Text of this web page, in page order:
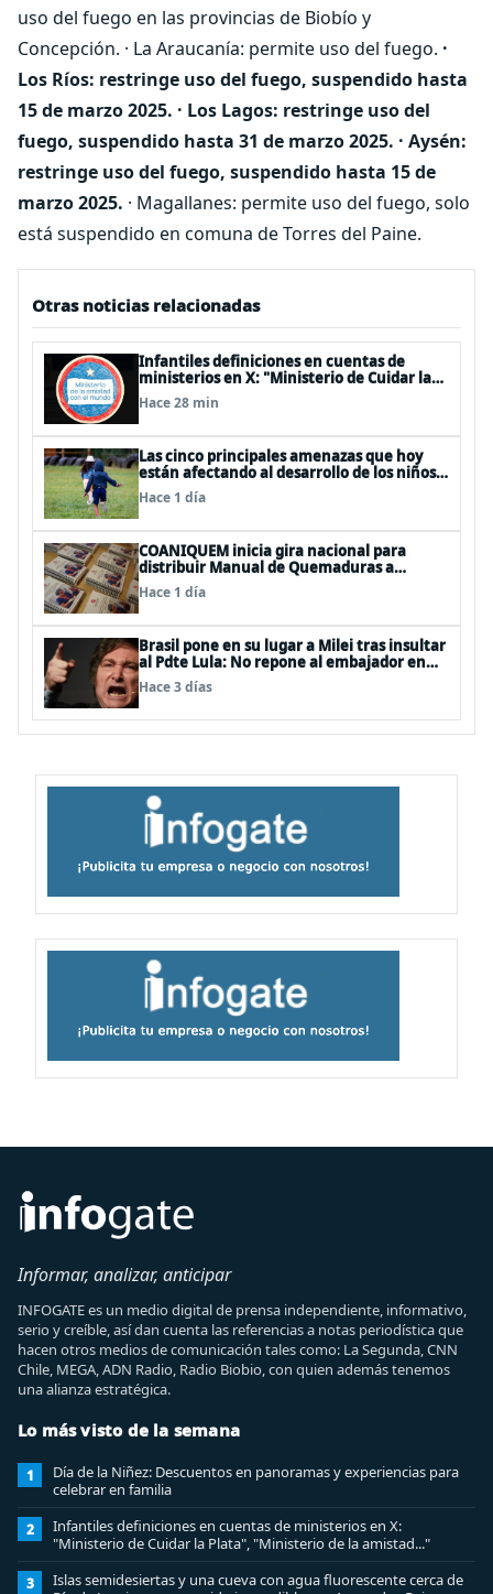
uso del fuego en las provincias de Biobío y
Concepción. · La Araucanía: permite uso del fuego. ·
Los Ríos: restringe uso del fuego, suspendido hasta
15 de marzo 2025. · Los Lagos: restringe uso del
fuego, suspendido hasta 31 de marzo 2025. · Aysén:
restringe uso del fuego, suspendido hasta 15 de
marzo 2025. · Magallanes: permite uso del fuego, solo
está suspendido en comuna de Torres del Paine.
Otras noticias relacionadas
Infantiles definiciones en cuentas de
ministerios en X: "Ministerio de Cuidar la
Plata", "Ministerio de la amistad..."
Hace 28 min
Las cinco principales amenazas que hoy
están afectando al desarrollo de los niños
en Chile
Hace 1 día
COANIQUEM inicia gira nacional para
distribuir Manual de Quemaduras a
profesionales de la salud
Hace 1 día
Brasil pone en su lugar a Milei tras insultar
al Pdte Lula: No repone al embajador en
BBSS y rebaja la relación bilateral
Hace 3 días
Informar, analizar, anticipar
INFOGATE es un medio digital de prensa independiente, informativo,
serio y creíble, así dan cuenta las referencias a notas periodística que
hacen otros medios de comunicación tales como: La Segunda, CNN
Chile, MEGA, ADN Radio, Radio Biobio, con quien además tenemos
una alianza estratégica.
Lo más visto de la semana
1
Día de la Niñez: Descuentos en panoramas y experiencias para
celebrar en familia
2
Infantiles definiciones en cuentas de ministerios en X:
"Ministerio de Cuidar la Plata", "Ministerio de la amistad..."
3
Islas semidesiertas y una cueva con agua fluorescente cerca de